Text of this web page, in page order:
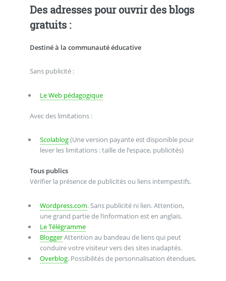
Des adresses pour ouvrir des blogs
gratuits :
Destiné à la communauté éducative
Sans publicité :
Le Web pédagogique
Avec des limitations :
Scolablog(Une version payante est disponible pour
lever les limitations : taille de l’espace, publicités)
Tous publics
Vérifier la présence de publicités ou liens intempestifs.
Wordpress.com. Sans publicité ni lien. Attention,
une grand partie de l’information est en anglais.
Le Télégramme
BloggerAttention au bandeau de liens qui peut
conduire votre visiteur vers des sites inadaptés.
Overblog. Possibilités de personnalisation étendues.